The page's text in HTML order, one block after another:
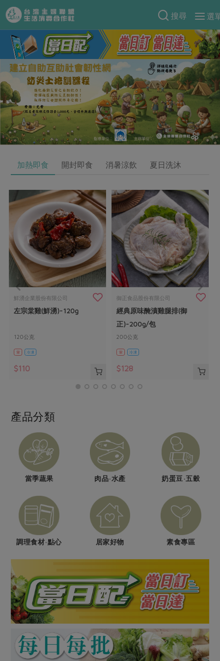
搜尋
選
產品分類
當季蔬果
一籃菜 當令水果
芽苗類 蕈菇類
辛香料類
奶蛋豆・五穀
豆製品
肉品・水產
畜產肉類
水畜加工品
調理食材・點心
調味醬料/南北貨 烘焙
休閒零嘴
居家好物
美妝保養 個人清潔
織品
防災用品
最新產品
優惠專區
素食專區
樂齡友善
食譜料理
食材
米食
麵食
肉食
常備菜
蔬食
蛋料理
料理方式
烘焙．點心
醬料
湯品．鍋物
漬物
飲品
年菜食譜
養身食補
節慶大餐
特別企畫
預購活動
把最好的台灣味帶回家！
防災用品預購圓滿結束
2026年端午節預購圓滿結束
當季產品
合作25-經典快閃最後一週
合作25-精選產品第四彈
合作25-精選產品第三彈
更多當季產品
主婦聯盟X樂齡網特約優惠案
30%rPET紅烏龍茶
2024農業發展計畫年度報告
把最好的台灣味帶回家！
綠主張
觀點文章
社內大小事 合作聯合國
產品故事 生活提案
樂齡生活 親子食育
廚房瑜伽
關注議題
減硝酸鹽 惜食
非基改運動 支持本土農糧
廢核運動 能源議題
減塑減廢
公益金 食農教育
綠主張月刊
典藏閱覽室
關於合作社
認識合作社
合作社組織
員工與求才
產品檢驗
自主把關
檢驗報告
硝酸鹽檢驗
社員權益
合作社法規
社務專區
最新消息
媒體報導
下載專區
社務會議 地區活動
活動報下載
重要公告
加熱即食 開封即食 消暑涼飲 夏日洗沐
鮮湧企業股份有限公司
左宗棠雞(鮮湧)-120g
120公克
葷 冷凍
$110
御正食品股份有限公司
經典原味醃漬雞腿排(御
正)-200g/包
200公克
葷 冷凍
$128
產品分類
當季蔬果 肉品·水產 奶蛋豆·五穀
調理食材·點心 居家好物 素食專區